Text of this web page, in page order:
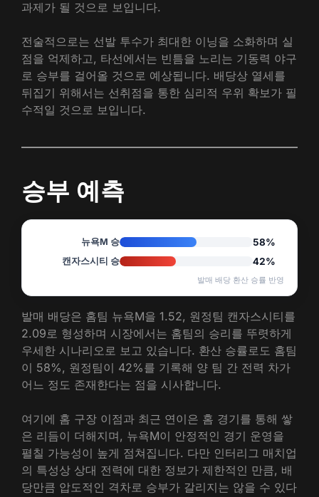
과제가 될 것으로 보입니다.
전술적으로는 선발 투수가 최대한 이닝을 소화하며 실
점을 억제하고, 타선에서는 빈틈을 노리는 기동력 야구
로 승부를 걸어올 것으로 예상됩니다. 배당상 열세를
뒤집기 위해서는 선취점을 통한 심리적 우위 확보가 필
수적일 것으로 보입니다.
승부 예측
뉴욕M 승 58%
캔자스시티 승 42%
발매 배당 환산 승률 반영
발매 배당은 홈팀 뉴욕M을 1.52, 원정팀 캔자스시티를
2.09로 형성하며 시장에서는 홈팀의 승리를 뚜렷하게
우세한 시나리오로 보고 있습니다. 환산 승률로도 홈팀
이 58%, 원정팀이 42%를 기록해 양 팀 간 전력 차가
어느 정도 존재한다는 점을 시사합니다.
여기에 홈 구장 이점과 최근 연이은 홈 경기를 통해 쌓
은 리듬이 더해지며, 뉴욕M이 안정적인 경기 운영을
펼칠 가능성이 높게 점쳐집니다. 다만 인터리그 매치업
의 특성상 상대 전력에 대한 정보가 제한적인 만큼, 배
당만큼 압도적인 격차로 승부가 갈리지는 않을 수 있다